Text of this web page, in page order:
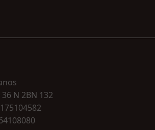
36 N 2BN 132